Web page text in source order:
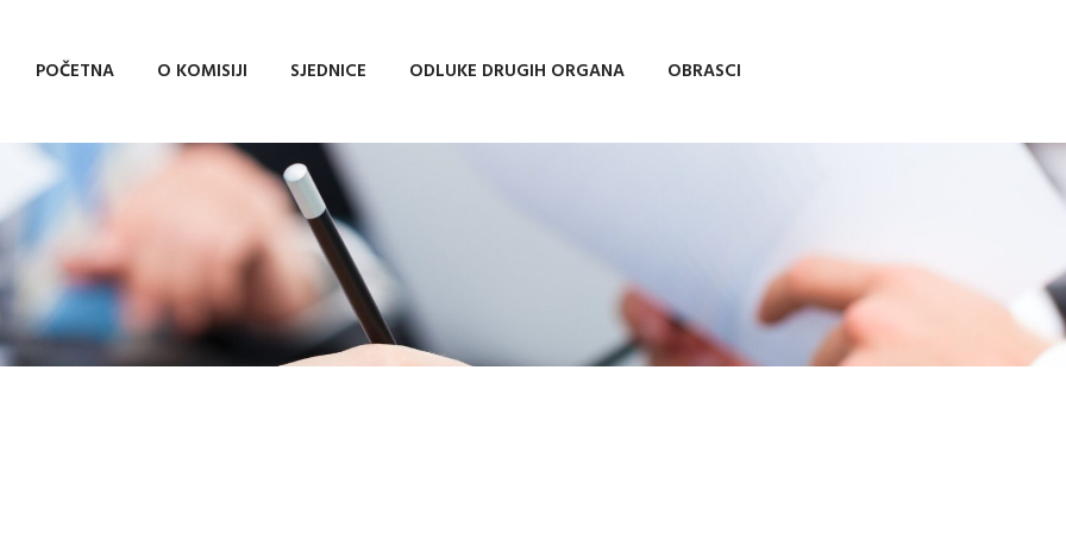
POČETNA O KOMISIJI SJEDNICE ODLUKE DRUGIH ORGANA OBRASCI